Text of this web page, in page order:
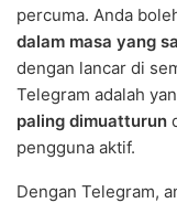
percuma. Anda
dalam masa yang
dengan lancar di
Telegram adalah
paling dimuatturun
pengguna aktif.
Dengan Telegram,